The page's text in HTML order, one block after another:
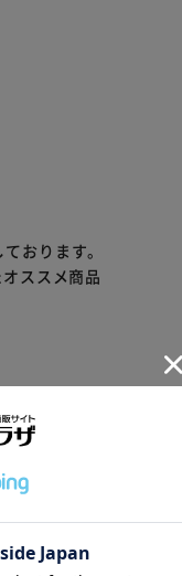
おります。
ススメ商品